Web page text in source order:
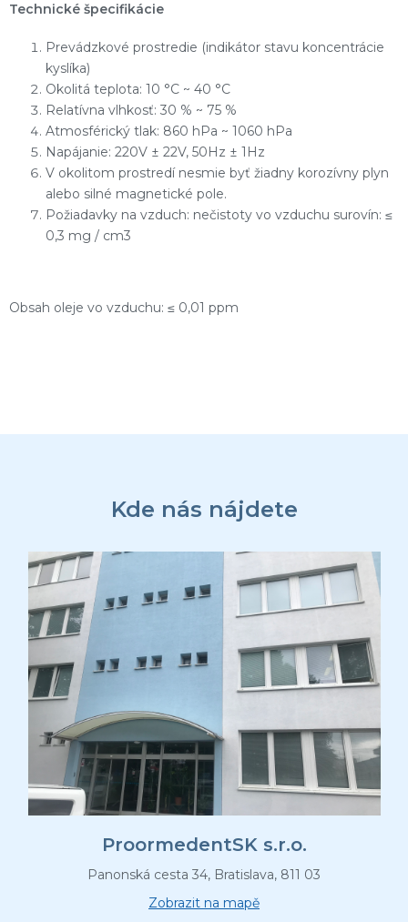
Technické špecifikácie
Prevádzkové prostredie (indikátor stavu koncentrácie
kyslíka)
Okolitá teplota: 10 °C ~ 40 °C
Relatívna vlhkosť: 30 % ~ 75 %
Atmosférický tlak: 860 hPa ~ 1060 hPa
Napájanie: 220V ± 22V, 50Hz ± 1Hz
V okolitom prostredí nesmie byť žiadny korozívny plyn
alebo silné magnetické pole.
Požiadavky na vzduch: nečistoty vo vzduchu surovín: ≤
0,3 mg / cm3
Obsah oleje vo vzduchu: ≤ 0,01 ppm
Kde nás nájdete
ProormedentSK s.r.o.
Panonská cesta 34, Bratislava, 811 03
Zobrazit na mapě